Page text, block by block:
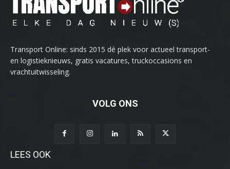
Transport Online: sinds 2015 dé plek voor actueel transport-
en logistieknieuws, gratis vacatures, truckoccasions en
vrachtuitwisseling.
VOLG ONS
LEES OOK